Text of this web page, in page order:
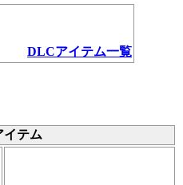
DLCアイテム一覧
イテム